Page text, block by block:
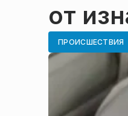
от
ПРОИСШЕСТВИЯ